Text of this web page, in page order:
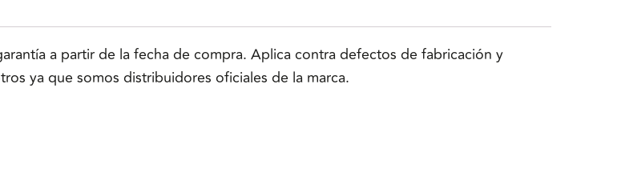
a partir de la fecha de compra. Aplica contra defectos de fabricación y
ya que somos distribuidores oficiales de la marca.